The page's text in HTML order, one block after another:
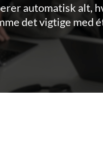
automatisk alt,
det vigtige med